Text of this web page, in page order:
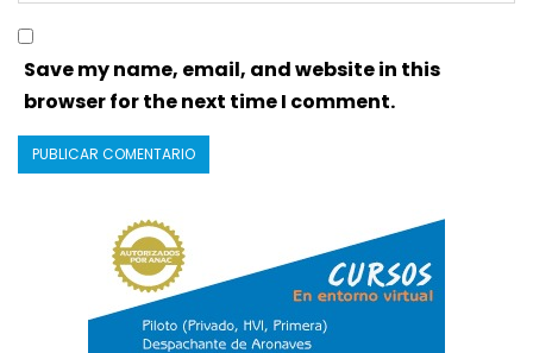
Save my name, email, and website in this
browser for the next time I comment.